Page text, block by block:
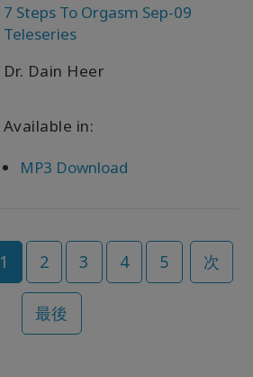
7 Steps To Orgasm Sep-09
Teleseries
Dr. Dain Heer
Available in:
MP3 Download
1 2 3 4 5 次
最後